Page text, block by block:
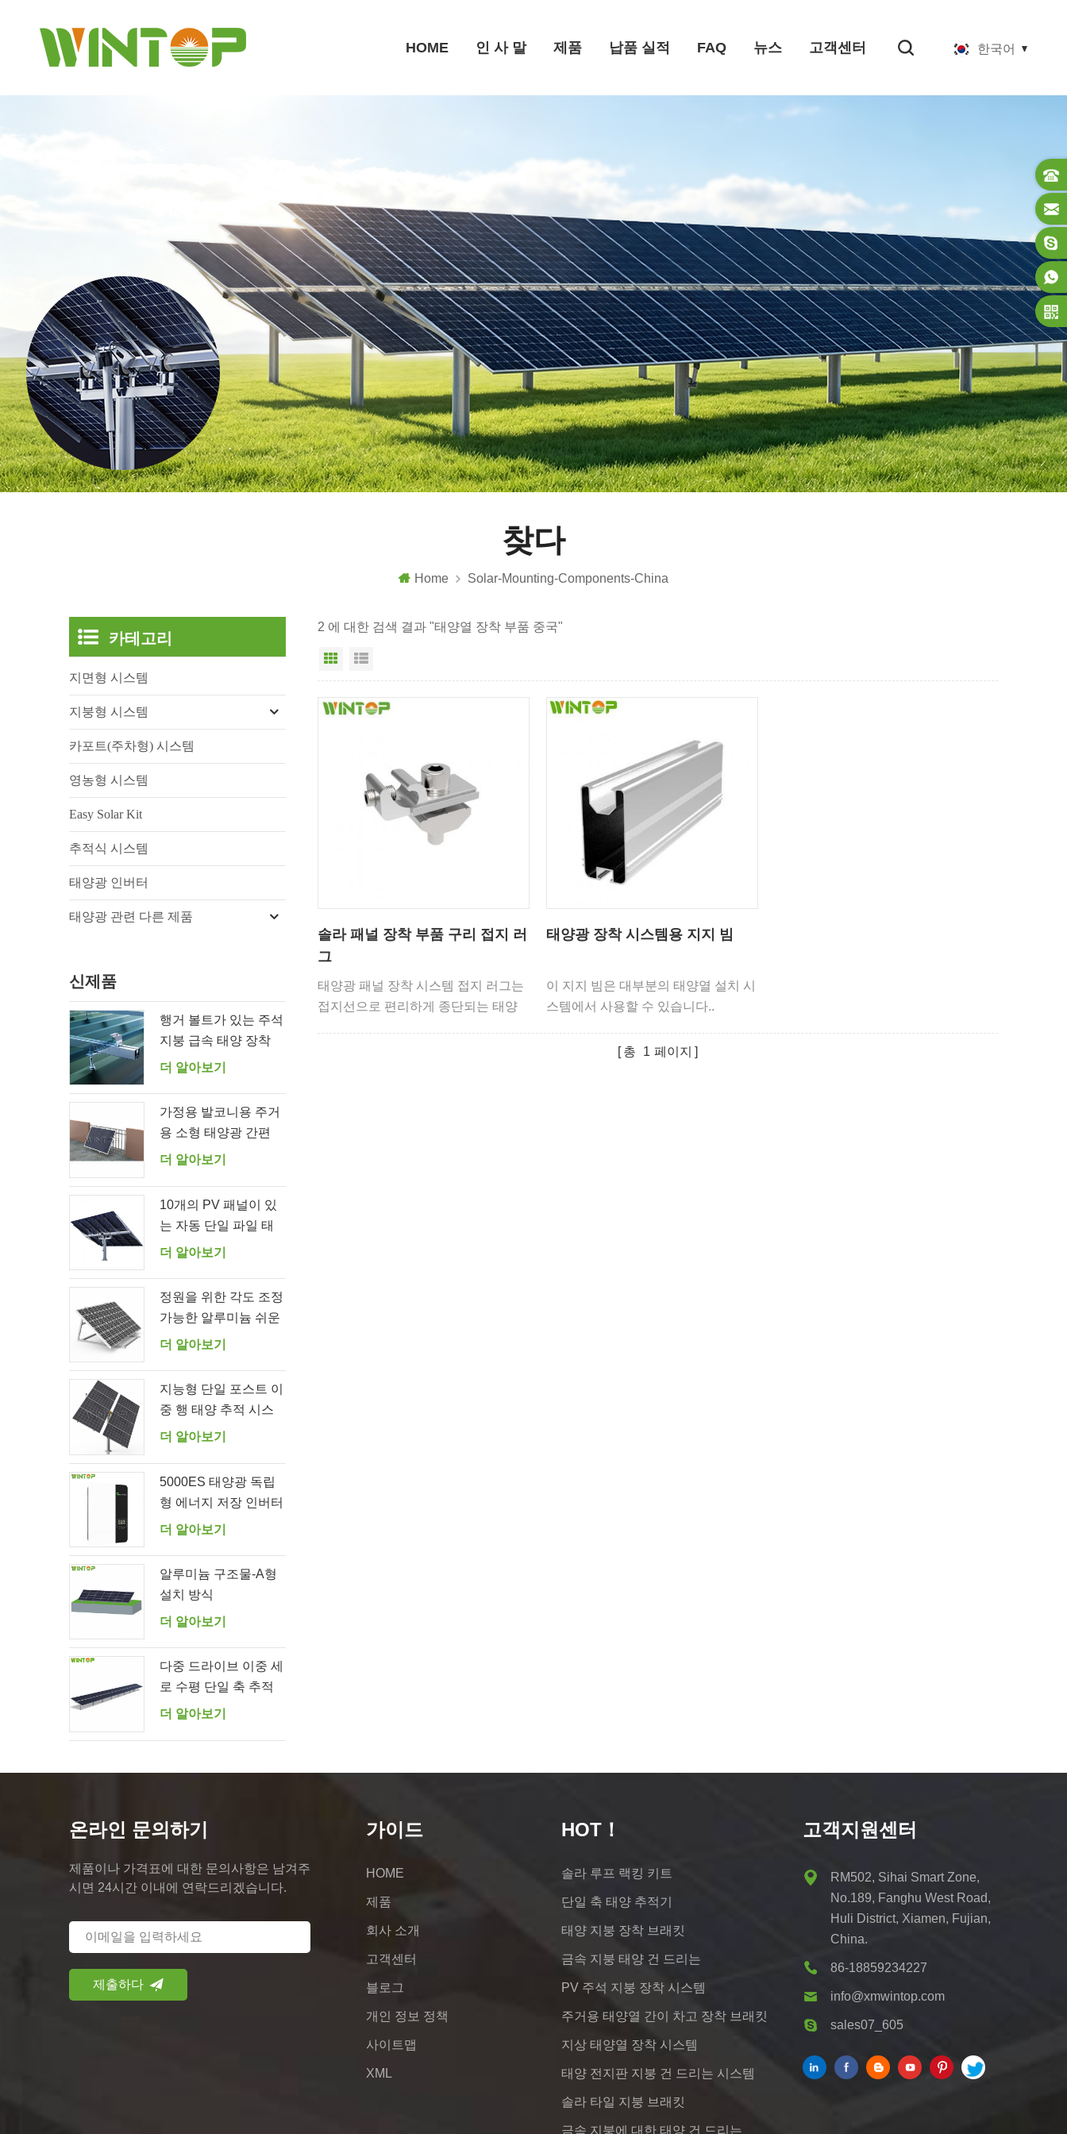
한국어
HOME 인 사 말 제품 납품 실적 FAQ 뉴스 고객센터
찾다
Home Solar-Mounting-Components-China
2 에 대한 검색 결과 "태양열 장착 부품 중국"
그리드 보기
솔라 패널 장착 부품 구리 접지 러
그
태양광 패널 장착 시스템 접지 러그는
접지선으로 편리하게 종단되는 태양
태양광 장착 시스템용 지지 빔
이 지지 빔은 대부분의 태양열 설치 시
스템에서 사용할 수 있습니다..
총 1 페이지
카테고리
지면형 시스템
지붕형 시스템
카포트(주차형) 시스템
영농형 시스템
Easy Solar Kit
추적식 시스템
태양광 인버터
태양광 관련 다른 제품
신제품
행거 볼트가 있는 주석
지붕 급속 태양 장착
시스템
더 알아보기
가정용 발코니용 주거
용 소형 태양광 간편
브라켓 키트
더 알아보기
10개의 PV 패널이 있
는 자동 단일 파일 태
양열 추적기
더 알아보기
정원을 위한 각도 조정
가능한 알루미늄 쉬운
태양 전지 패널 브래킷
더 알아보기
지능형 단일 포스트 이
중 행 태양 추적 시스
템
더 알아보기
5000ES 태양광 독립
형 에너지 저장 인버터
공급업체
더 알아보기
알루미늄 구조물-A형
설치 방식
더 알아보기
다중 드라이브 이중 세
로 수평 단일 축 추적
시스템
더 알아보기
온라인 문의하기
제품이나 가격표에 대한 문의사항은 남겨주
시면 24시간 이내에 연락드리겠습니다.
가이드
HOME
제품
회사 소개
고객센터
블로그
개인 정보 정책
사이트맵
XML
HOT！
솔라 루프 랙킹 키트
단일 축 태양 추적기
태양 지붕 장착 브래킷
금속 지붕 태양 건 드리는
PV 주석 지붕 장착 시스템
주거용 태양열 간이 차고 장착 브래킷
지상 태양열 장착 시스템
태양 전지판 지붕 건 드리는 시스템
솔라 타일 지붕 브래킷
금속 지붕에 대한 태양 건 드리는
고객지원센터
RM502, Sihai Smart Zone,
No.189, Fanghu West Road,
Huli District, Xiamen, Fujian,
China.
86-18859234227
info@xmwintop.com
sales07_605